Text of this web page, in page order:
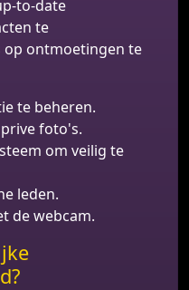
to-date
te
op ontmoetingen te
te beheren.
foto's.
om veilig te
leden.
de webcam.